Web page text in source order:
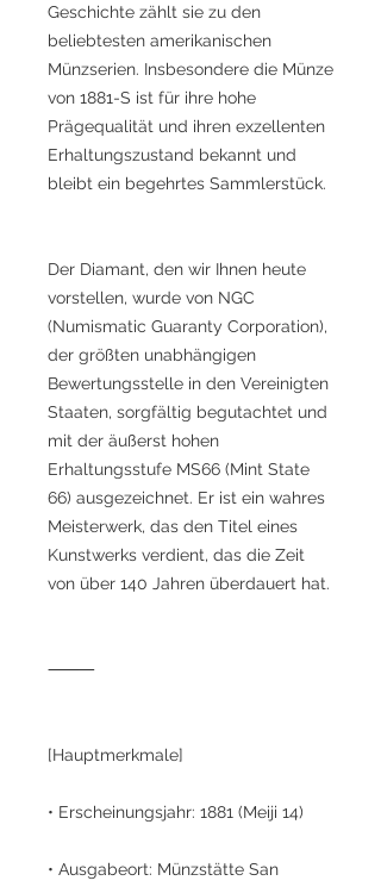
Geschichte zählt sie zu den
beliebtesten amerikanischen
Münzserien. Insbesondere die Münze
von 1881-S ist für ihre hohe
Prägequalität und ihren exzellenten
Erhaltungszustand bekannt und
bleibt ein begehrtes Sammlerstück.
Der Diamant, den wir Ihnen heute
vorstellen, wurde von NGC
(Numismatic Guaranty Corporation),
der größten unabhängigen
Bewertungsstelle in den Vereinigten
Staaten, sorgfältig begutachtet und
mit der äußerst hohen
Erhaltungsstufe MS66 (Mint State
66) ausgezeichnet. Er ist ein wahres
Meisterwerk, das den Titel eines
Kunstwerks verdient, das die Zeit
von über 140 Jahren überdauert hat.
⸻
[Hauptmerkmale]
• Erscheinungsjahr: 1881 (Meiji 14)
• Ausgabeort: Münzstätte San